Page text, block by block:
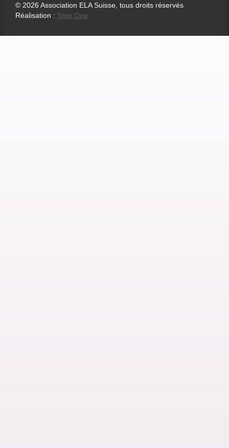
© 2026 Association ELA Suisse, tous droits réservés
Réalisation : Step One